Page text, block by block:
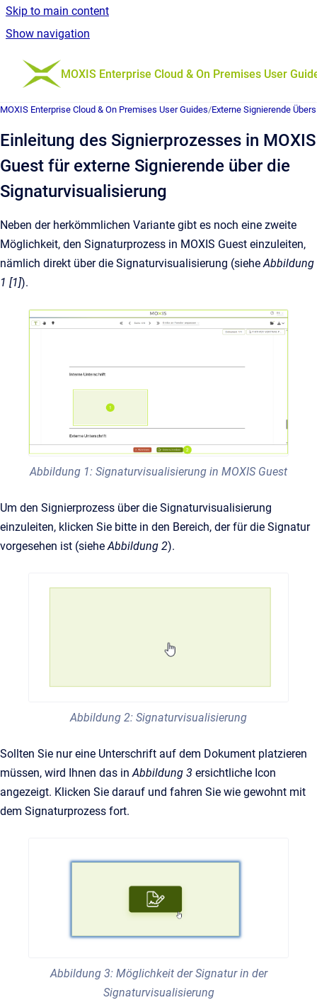
Skip to main content
Show navigation
Go to homepage
MOXIS Enterprise Cloud & On Premises User
MOXIS Enterprise Cloud & On Premises User Guides/Externe Signierende
Einleitung des Signierprozesses in MOXIS
Guest für externe Signierende über die
Signaturvisualisierung
Neben der herkömmlichen Variante gibt es noch eine zweite
Möglichkeit, den Signaturprozess in MOXIS Guest einzuleiten,
nämlich direkt über die Signaturvisualisierung (sieheAbbildung
1 [1]).
Abbildung 1: Signaturvisualisierung in MOXIS Guest
Um den Signierprozess über die Signaturvisualisierung
einzuleiten, klicken Sie bitte in den Bereich, der für die Signatur
vorgesehen ist (siehe Abbildung 2).
Abbildung 2: Signaturvisualisierung
Sollten Sie nur eine Unterschrift auf dem Dokument platzieren
müssen, wird Ihnen das in Abbildung 3 ersichtliche Icon
angezeigt. Klicken Sie darauf und fahren Sie wie gewohnt mit
dem Signaturprozess fort.
Abbildung 3: Möglichkeit der Signatur in der
Signaturvisualisierung